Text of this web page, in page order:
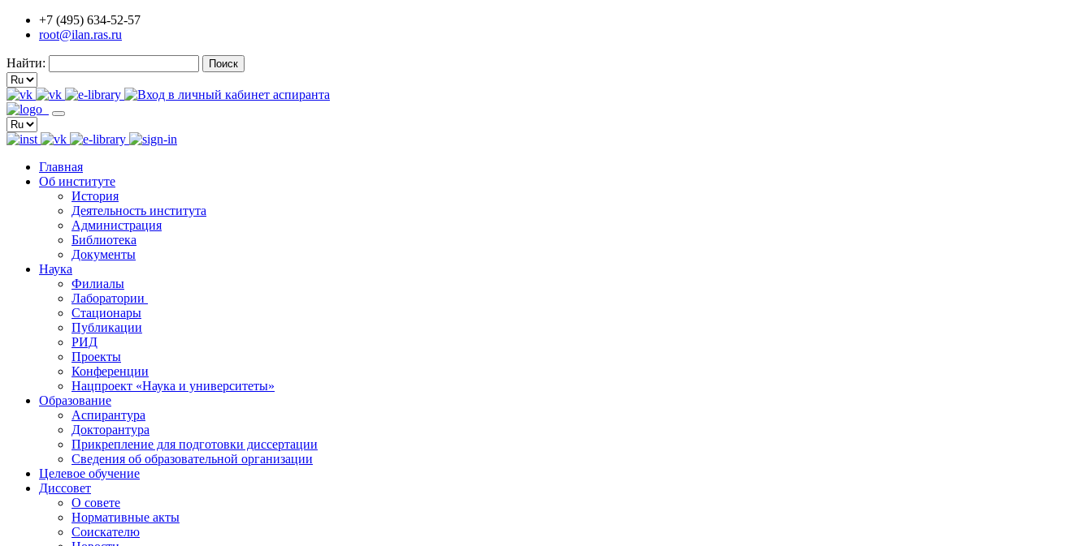
+7 (495) 634-52-57
root@ilan.ras.ru
Найти:
Главная
Об институте
История
Деятельность института
Администрация
Библиотека
Документы
Наука
Филиалы
Лаборатории
Стационары
Публикации
РИД
Проекты
Конференции
Нацпроект «Наука и университеты»
Образование
Аспирантура
Докторантура
Прикрепление для подготовки диссертации
Сведения об образовательной организации
Целевое обучение
Диссовет
О совете
Нормативные акты
Соискателю